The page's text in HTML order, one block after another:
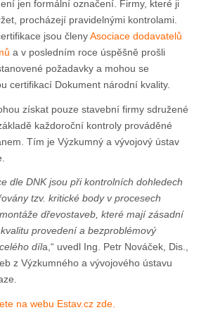
jen formální označení. Firmy, které ji
procházejí pravidelnými kontrolami.
jsou členyAsociace dodavatelů
a v posledním roce úspěšně prošli
požadavky a mohou se
certifikací Dokument národní kvality.
získat pouze stavební firmy sdružené
každoroční kontroly prováděné
Tím je Výzkumný a vývojový ústav
dle DNK jsou při kontrolních dohledech
tzv. kritické body v procesech
dřevostaveb, které mají zásadní
provedení a bezproblémový
díla,“ uvedl Ing. Petr Nováček, Dis.,
z Výzkumného a vývojového ústavu
na webu Estav.cz zde.